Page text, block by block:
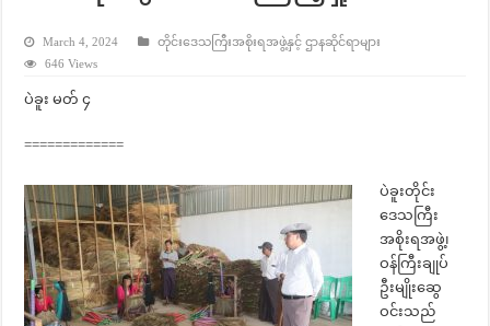
March 4, 2024
တိုင်းဒေသကြီးအစိုးရအဖွဲ့နှင့် ဌာနဆိုင်ရာများ
646 Views
ပဲခူး မတ် ၄
=============
ပဲခူးတိုင်း
ဒေသကြီး
အစိုးရအဖွဲ့၊
ဝန်ကြီးချုပ်
ဦးမျိုးဆွေ
ဝင်းသည်